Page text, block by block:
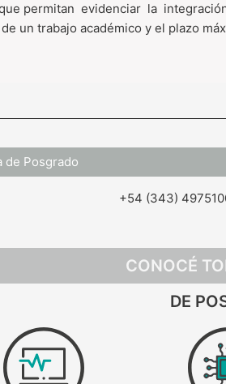
que permitan evidenciar la
un trabajo académico y el plazo
de Posgrado
+54 (343)
CONOCÉ
DE